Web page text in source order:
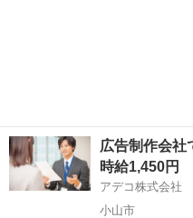
広告制作会社
時給1,450円
アデコ株式会社
小山市